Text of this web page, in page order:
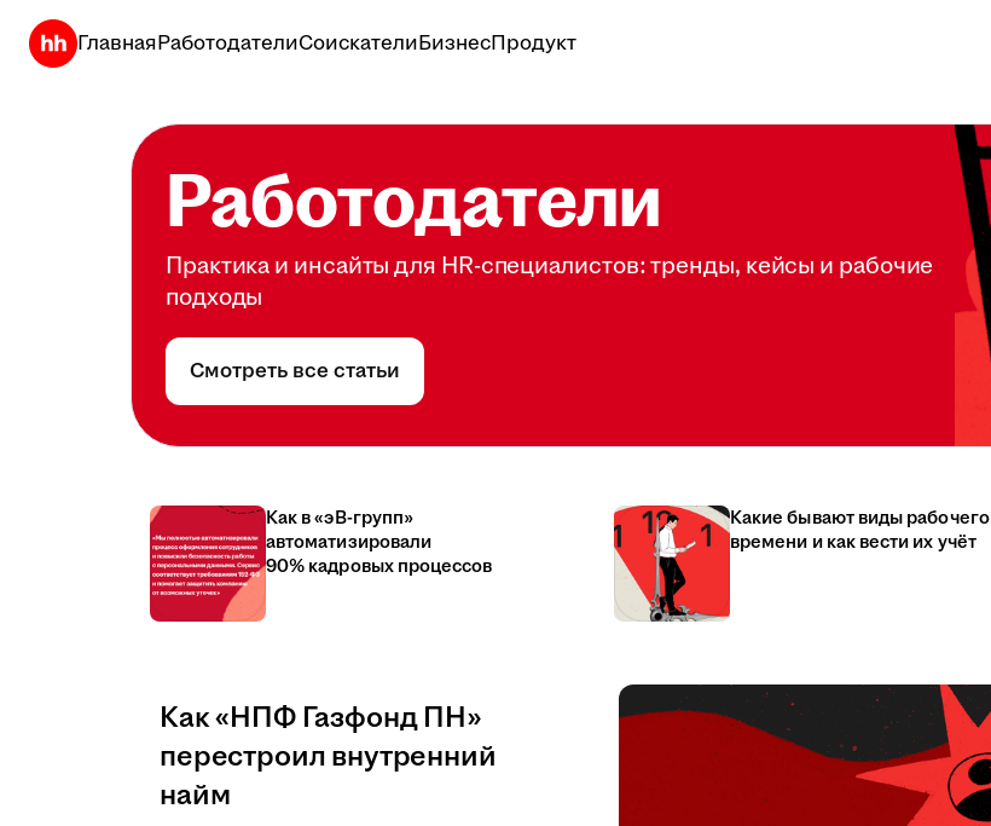
ГлавнаяРаботодателиСоискателиБизнесПродукт
Работодатели
Практика и инсайты для HR-специалистов: тренды, кейсы и рабочие
подходы
Смотреть все статьи
Как в «эВ-групп»
автоматизировали
90% кадровых процессов
Какие бывают виды рабочего
времени и как вести их учёт
Как «НПФ Газфонд ПН»
перестроил внутренний
найм